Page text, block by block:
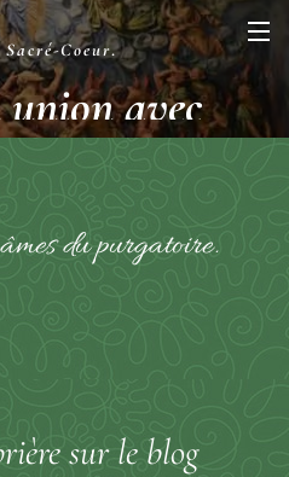
Coeur.
avec
du purgatoire.
sur le blog